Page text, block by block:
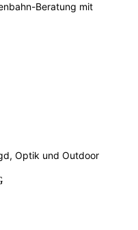
Beratung mit
Optik und Outdoor